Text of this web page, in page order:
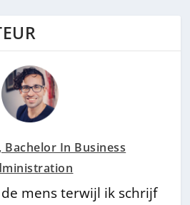
Bachelor In Business
mens terwijl ik schrijf